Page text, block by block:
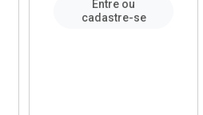
Entre ou
cadastre-se